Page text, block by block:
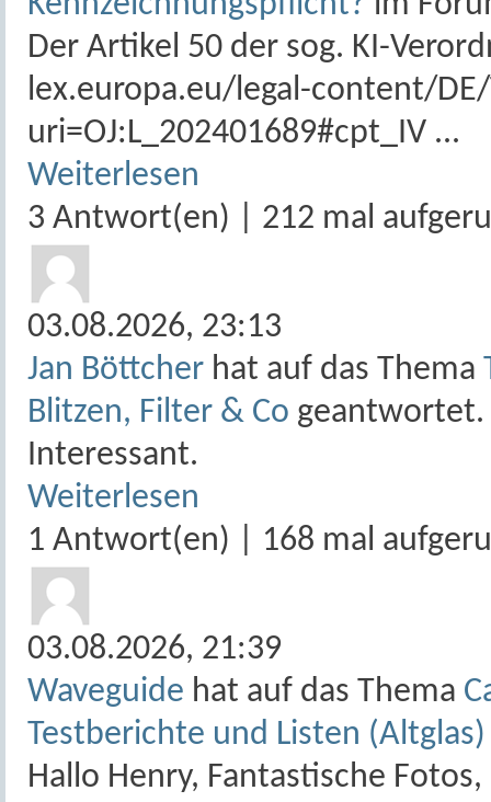
Der Artikel 50 der sog. KI-
lex.europa.eu/legal-content/
uri=OJ:L_202401689#cpt_IV ...
Weiterlesen
3 Antwort(en) | 212 mal
03.08.2026, 23:13
Jan Böttcher hat auf das Thema
Blitzen, Filter & Co geantwortet.
Interessant.
Weiterlesen
1 Antwort(en) | 168 mal
03.08.2026, 21:39
Waveguide hat auf das Thema
Testberichte und Listen (Altglas)
Hallo Henry, Fantastische